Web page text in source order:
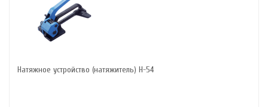
Натяжное устройство (натяжитель) Н-54